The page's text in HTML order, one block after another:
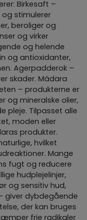
Birkesaft –
og stimulerer
beroliger og
og virker
og helende
og antioxidanter,
Agerpadderok –
skader. Mádara
– produkterne er
og mineralske olier,
pleje. Tilpasset alle
moden eller
produkter.
hvilket
Mange
fugt og reducere
hudplejelinjer,
og sensitiv hud,
giver dybdegående
der kan bruges
frie radikaler